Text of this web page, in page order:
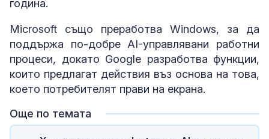
година.
Microsoft също преработва Windows, за да
поддържа по-добре AI-управлявани работни
процеси, докато Google разработва функции,
които предлагат действия въз основа на това,
което потребителят прави на екрана.
Още по темата